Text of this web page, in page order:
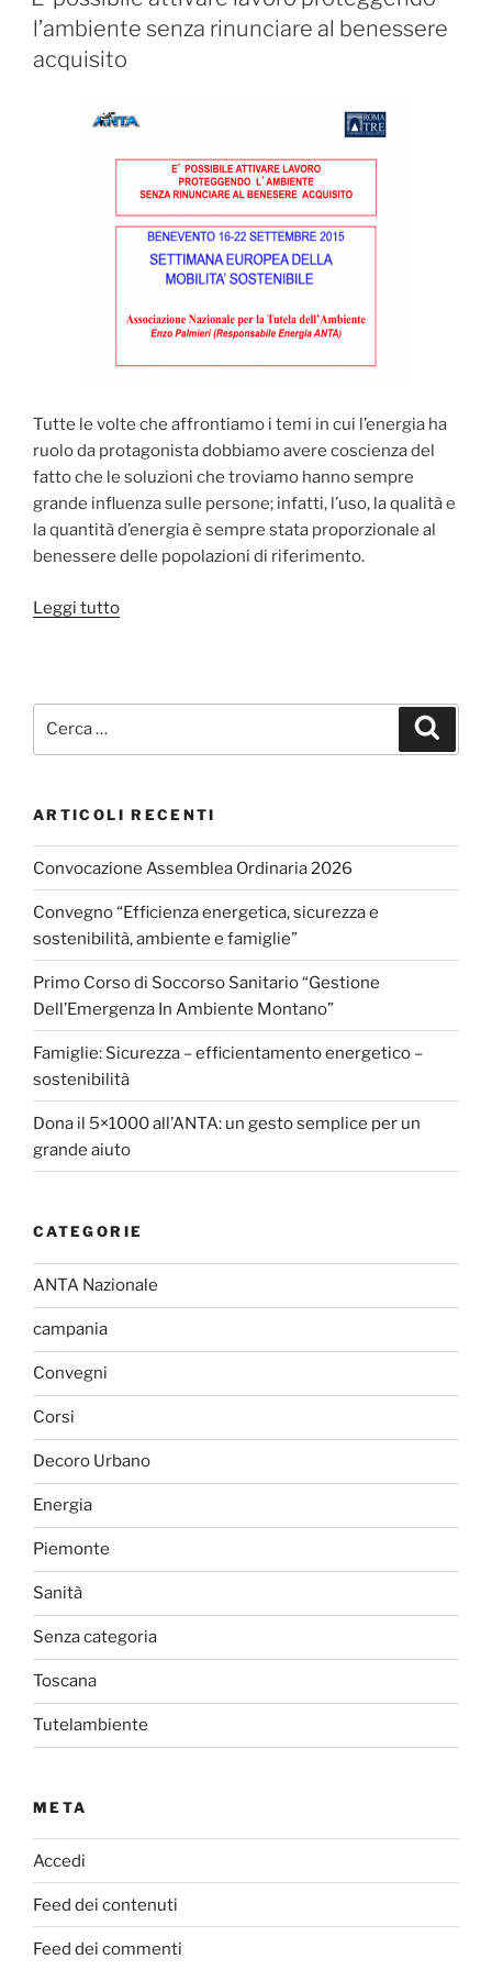
l’ambiente senza rinunciare al benessere
acquisito
Tutte le volte che affrontiamo i temi in cui l’energia ha
ruolo da protagonista dobbiamo avere coscienza del
fatto che le soluzioni che troviamo hanno sempre
grande influenza sulle persone; infatti, l’uso, la qualità e
la quantità d’energia è sempre stata proporzionale al
benessere delle popolazioni di riferimento.
Leggi tutto“E’
al
benessere
acquisito”
ARTICOLI RECENTI
Convocazione Assemblea Ordinaria 2026
Convegno “Efficienza energetica, sicurezza e
sostenibilità, ambiente e famiglie”
Primo Corso di Soccorso Sanitario “Gestione
Dell’Emergenza In Ambiente Montano”
Famiglie: Sicurezza – efficientamento energetico –
sostenibilità
Dona il 5×1000 all’ANTA: un gesto semplice per un
grande aiuto
CATEGORIE
ANTA Nazionale
campania
Convegni
Corsi
Decoro Urbano
Energia
Piemonte
Sanità
Senza categoria
Toscana
Tutelambiente
META
Accedi
Feed dei contenuti
Feed dei commenti